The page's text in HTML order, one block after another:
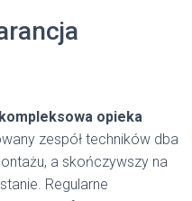
kompleksowa opieka
zespół techników dba
a skończywszy na
Regularne